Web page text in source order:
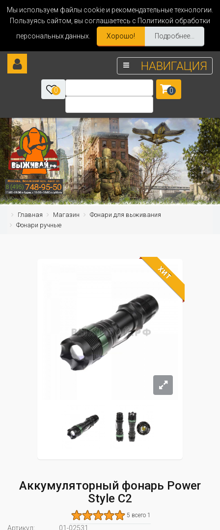
Мы используем файлы cookie и рекомендательные технологии.
Пользуясь сайтом, вы соглашаетесь с Политикой обработки
персональных данных.
Хорошо! Подробнее...
НАВИГАЦИЯ
0 0
Главная Магазин
Фонари для выживания
Фонари ручные
ХИТ
Аккумуляторный фонарь Power
Style С2
5 всего 1
Артикул:
01-02531